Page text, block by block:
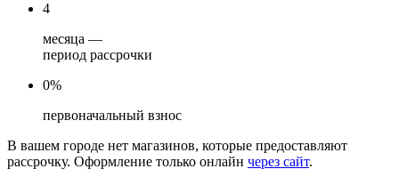
4
месяца —
период рассрочки
0%
первоначальный взнос
В вашем городе нет магазинов, которые предоставляют
рассрочку. Оформление только онлайн через сайт.